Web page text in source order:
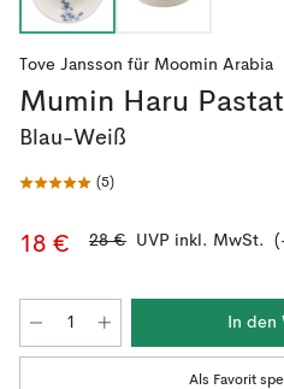
Tove Jansson für Moomin Arabia
Mumin Haru
Blau-Weiß
(5)
18 € 28 € UVP inkl. MwSt.
In den
Als Favorit